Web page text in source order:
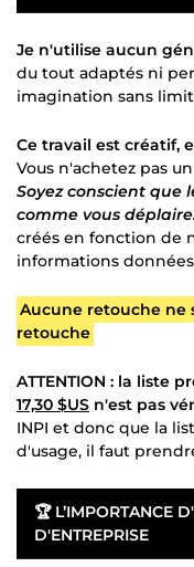
Je n'utilise aucun
du tout adaptés ni
imagination sans
Ce travail est créatif,
Vous n'achetez pas
Soyez conscient que
comme vous
créés en fonction de
informations
Aucune retouche ne
retouche
ATTENTION : la liste
17,30 $US n'est pas
INPI et donc que la
d'usage, il faut
🏆 L’IMPORTANCE
D'ENTREPRISE